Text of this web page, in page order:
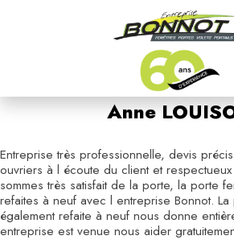
Anne
Entreprise très professionnelle, devis
ouvriers à l écoute du client et
sommes très satisfait de la porte, la porte
refaites à neuf avec l entreprise Bonnot.
également refaite à neuf nous donne
entreprise est venue nous aider